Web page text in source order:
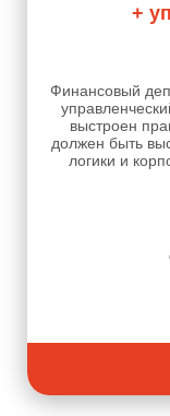
+
Финансовый
выстроен
должен быть
логики и